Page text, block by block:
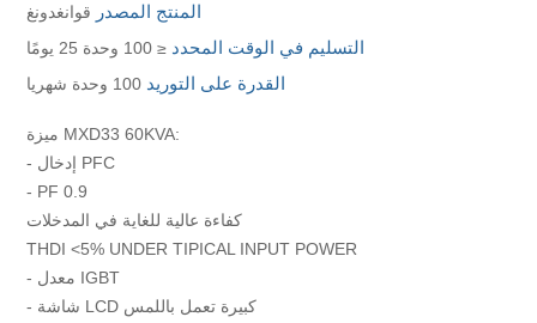
المنتج المصدر قوانغدونغ
التسليم في الوقت المحدد ≤ 100 وحدة 25 يومًا
القدرة على التوريد 100 وحدة شهريا
ميزة MXD33 60KVA:
- إدخال PFC
- PF 0.9
كفاءة عالية للغاية في المدخلات
THDI <5% UNDER TIPICAL INPUT POWER
- معدل IGBT
- شاشة LCD كبيرة تعمل باللمس